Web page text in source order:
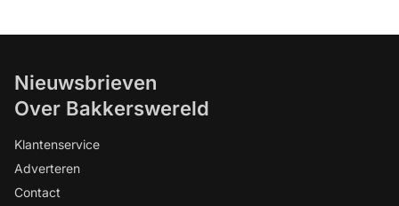
Nieuwsbrieven
Over Bakkerswereld
Klantenservice
Adverteren
Contact